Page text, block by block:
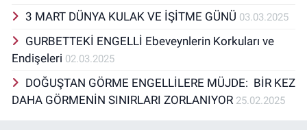
3 MART DÜNYA KULAK VE İŞİTME GÜNÜ 03.03.2025
GURBETTEKİ ENGELLİ Ebeveynlerin Korkuları ve
Endişeleri 02.03.2025
DOĞUŞTAN GÖRME ENGELLİLERE MÜJDE: BİR KEZ
DAHA GÖRMENİN SINIRLARI ZORLANIYOR 25.02.2025